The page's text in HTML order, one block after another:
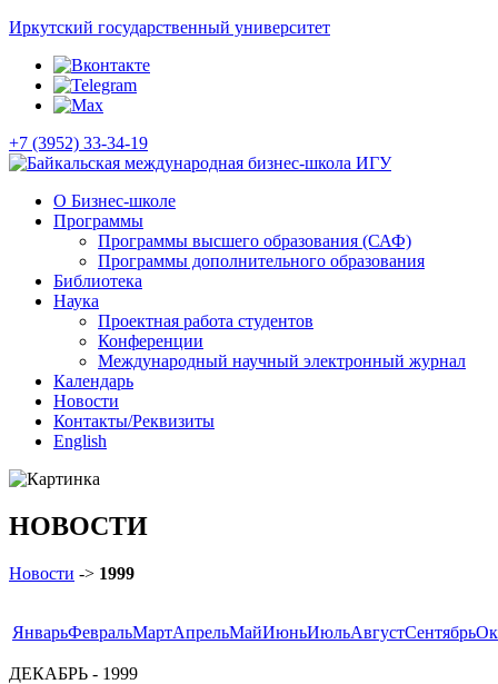
Иркутский государственный университет
+7 (3952) 33-34-19
О Бизнес-школе
Программы
Программы высшего образования (САФ)
Программы дополнительного образования
Библиотека
Наука
Проектная работа студентов
Конференции
Международный научный электронный журнал
Календарь
Новости
Контакты/Реквизиты
English
НОВОСТИ
Новости -> 1999
ЯнварьФевральМартАпрельМайИюньИюльАвгустСентябрь
ДЕКАБРЬ - 1999